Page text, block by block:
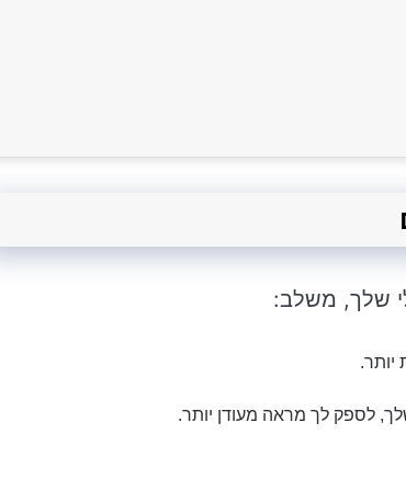
שלך, משלב:
יותר.
לספק לך מראה מעודן יותר.